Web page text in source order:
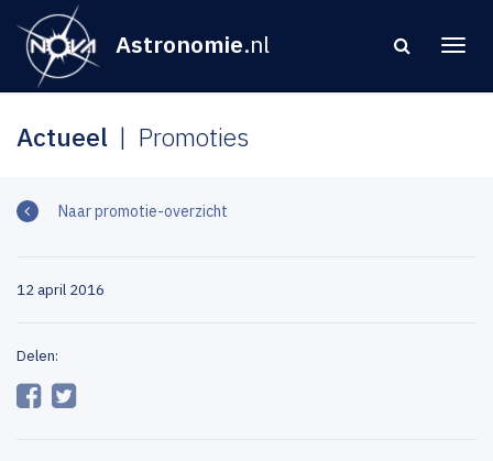
Astronomie.nl
Actueel Promoties
Naar promotie-overzicht
12 april 2016
Delen: